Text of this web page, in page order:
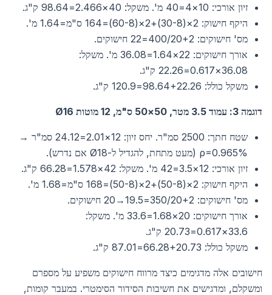
זיון אורכי: 10×4=40 מ'. משקל: 40×2.466=98.64 ק"ג.
היקף חישוק: 2×(30-8)+2×(60-8)=164 ס"מ=1.64 מ'.
מס' חישוקים: 400/20+2=22 חישוקים.
אורך חישוקים: 22×1.64=36.08 מ'. משקל:
36.08×0.617=22.26 ק"ג.
משקל כולל: 98.64+22.26=120.9 ק"ג.
דוגמה 3: עמוד 3.5 מטר, 50×50 ס"מ, 12 מוטות Ø16
שטח חתך: 2500 סמ"ר. יחס זיון: 12×2.01=24.12 סמ"ר →
ρ=0.965% (מעט מתחת, להגדיל ל-Ø18 אם נדרש).
זיון אורכי: 12×3.5=42 מ'. משקל: 42×1.578=66.28 ק"ג.
היקף חישוק: 2×(50-8)+2×(50-8)=168 ס"מ=1.68 מ'.
מס' חישוקים: 350/20+2=19.5→20 חישוקים.
אורך חישוקים: 20×1.68=33.6 מ'. משקל:
33.6×0.617=20.73 ק"ג.
משקל כולל: 66.28+20.73=87.01 ק"ג.
חישובים אלה מדגימים כיצד מרווח חישוקים משפיע על מספרם
ומשקלם, ומדגישים את חשיבות הסידור הסימטרי. במעבר קומות,